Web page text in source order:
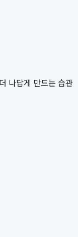
나답게 만드는 습관